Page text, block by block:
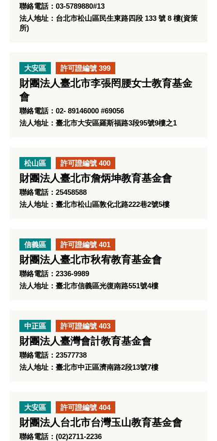
聯絡電話：03-5789880#13
法人地址：台北市松山區民生東路四段 133 號 8 樓(資策
所)
大安區 許可證編號 399
財團法人臺北市李張罔腰女士教育基金
會
聯絡電話：02- 89146000 #69056
法人地址：臺北市大安區羅斯福路3段95號9樓之1
松山區 許可證編號 400
財團法人臺北市詹炳坤教育基金會
聯絡電話：25458588
法人地址：臺北市松山區敦化北路222巷2號5樓
信義區 許可證編號 401
財團法人臺北市秋宥教育基金會
聯絡電話：2336-9989
法人地址：臺北市信義區光復南路551號4樓
中正區 許可證編號 403
財團法人臺灣會計教育基金會
聯絡電話：23577738
法人地址：臺北市中正區濟南路2段13號7樓
大安區 許可證編號 404
財團法人台北市台灣玉山教育基金會
聯絡電話：(02)2711-2236